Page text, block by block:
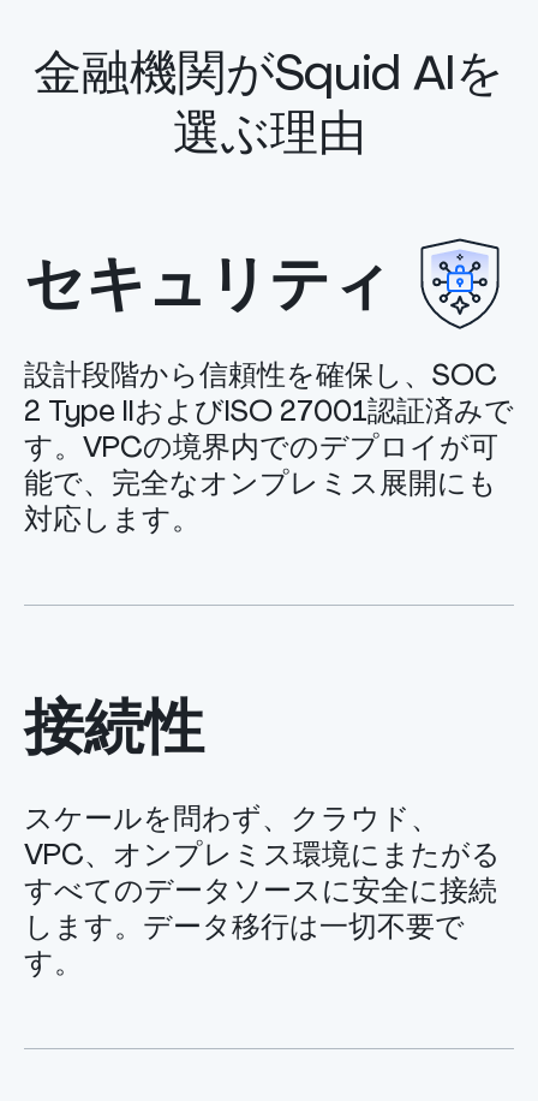
金融機関がSquid AIを
選ぶ理由
セキュリティ
設計段階から信頼性を確保し、SOC
2 Type IIおよびISO 27001認証済みで
す。VPCの境界内でのデプロイが可
能で、完全なオンプレミス展開にも
対応します。
接続性
スケールを問わず、クラウド、
VPC、オンプレミス環境にまたがる
すべてのデータソースに安全に接続
します。データ移行は一切不要で
す。